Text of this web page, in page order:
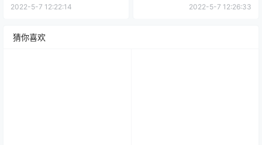
2022-5-7 12:22:14 2022-5-7 12:26:33
猜你喜欢